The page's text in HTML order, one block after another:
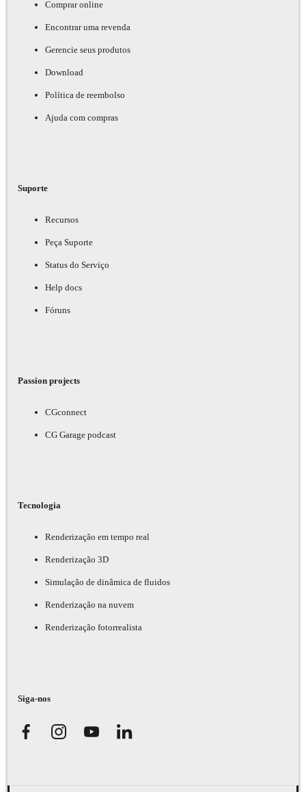
Comprar online
Encontrar uma revenda
Gerencie seus produtos
Download
Política de reembolso
Ajuda com compras
Suporte
Recursos
Peça Suporte
Status do Serviço
Help docs
Fóruns
Passion projects
CGconnect
CG Garage podcast
Tecnologia
Renderização em tempo real
Renderização 3D
Simulação de dinâmica de fluidos
Renderização na nuvem
Renderização fotorrealista
Siga-nos